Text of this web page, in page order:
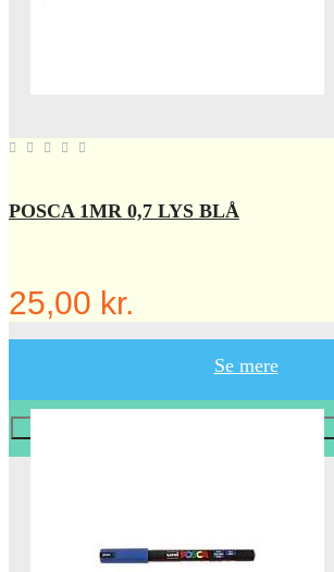
POSCA 1MR 0,7 LYS BLÅ
25,00 kr.
Se mere